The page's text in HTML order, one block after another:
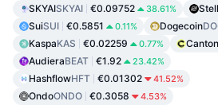
SKYAISKYAI €0.09752 38.61%
SuiSUI €0.5851 0.11% Dogecoin
KaspaKAS €0.02259 0.77% Canton
AudieraBEAT €1.92 23.42%
HashflowHFT €0.01302 41.52%
OndoONDO €0.3058 4.53%